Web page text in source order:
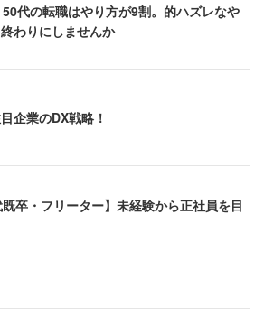
代の転職はやり方が9割。的ハズレなや
わりにしませんか
企業のDX戦略！
既卒・フリーター】未経験から正社員を目